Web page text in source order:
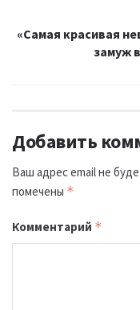
«Самая красивая
замуж
Добавить
Ваш адрес email не
помечены *
Комментарий *